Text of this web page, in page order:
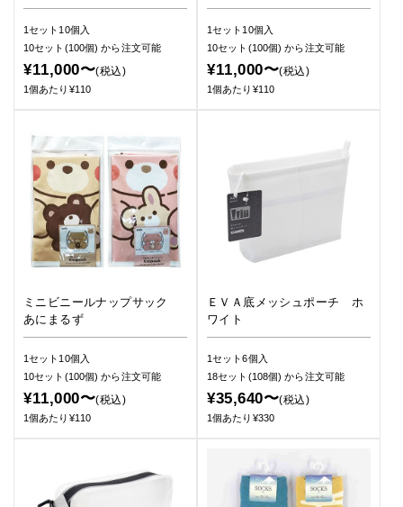
1セット10個入
10セット(100個)から注文可能
¥11,000〜(税込)
1個あたり¥110
1セット10個入
10セット(100個)から注文可能
¥11,000〜(税込)
1個あたり¥110
ミニビニールナップサック
あにまるず
1セット10個入
10セット(100個)から注文可能
¥11,000〜(税込)
1個あたり¥110
ＥＶＡ底メッシュポーチ ホ
ワイト
1セット6個入
18セット(108個)から注文可能
¥35,640〜(税込)
1個あたり¥330